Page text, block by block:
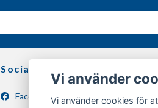
Sociala medier
Facebook
Vi använder
Vi använder cookies för